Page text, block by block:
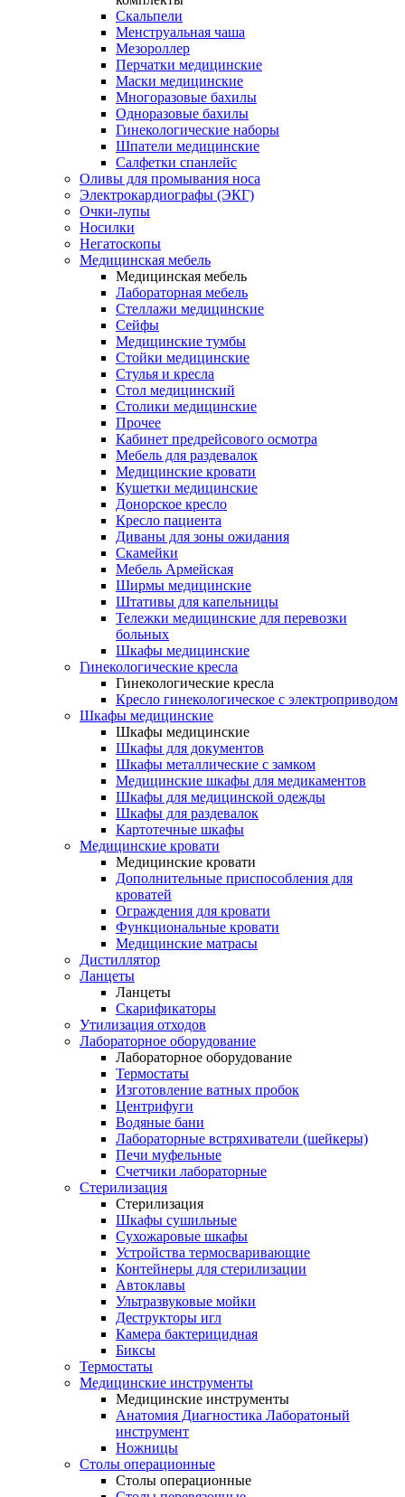
Скальпели
Менструальная чаша
Мезороллер
Перчатки медицинские
Маски медицинские
Многоразовые бахилы
Одноразовые бахилы
Гинекологические наборы
Шпатели медицинские
Салфетки спанлейс
Оливы для промывания носа
Электрокардиографы (ЭКГ)
Очки-лупы
Носилки
Негатоскопы
Медицинская мебель
Медицинская мебель
Лабораторная мебель
Стеллажи медицинские
Сейфы
Медицинские тумбы
Стойки медицинские
Cтулья и кресла
Стол медицинский
Столики медицинские
Прочее
Кабинет предрейсового осмотра
Мебель для раздевалок
Медицинские кровати
Кушетки медицинские
Донорское кресло
Кресло пациента
Диваны для зоны ожидания
Скамейки
Мебель Армейская
Ширмы медицинские
Штативы для капельницы
Тележки медицинские для перевозки
больных
Шкафы медицинские
Гинекологические кресла
Гинекологические кресла
Кресло гинекологическое с электроприводом
Шкафы медицинские
Шкафы медицинские
Шкафы для документов
Шкафы металлические с замком
Медицинские шкафы для медикаментов
Шкафы для медицинской одежды
Шкафы для раздевалок
Картотечные шкафы
Медицинские кровати
Медицинские кровати
Дополнительные приспособления для
кроватей
Ограждения для кровати
Функциональные кровати
Медицинские матрасы
Дистиллятор
Ланцеты
Ланцеты
Скарификаторы
Утилизация отходов
Лабораторное оборудование
Лабораторное оборудование
Термостаты
Изготовление ватных пробок
Центрифуги
Водяные бани
Лабораторные встряхиватели (шейкеры)
Печи муфельные
Счетчики лабораторные
Стерилизация
Стерилизация
Шкафы сушильные
Сухожаровые шкафы
Устройства термосваривающие
Контейнеры для стерилизации
Автоклавы
Ультразвуковые мойки
Деструкторы игл
Камера бактерицидная
Биксы
Термостаты
Медицинские инструменты
Медицинские инструменты
Анатомия Диагностика Лаборатоный
инструмент
Ножницы
Столы операционные
Столы операционные